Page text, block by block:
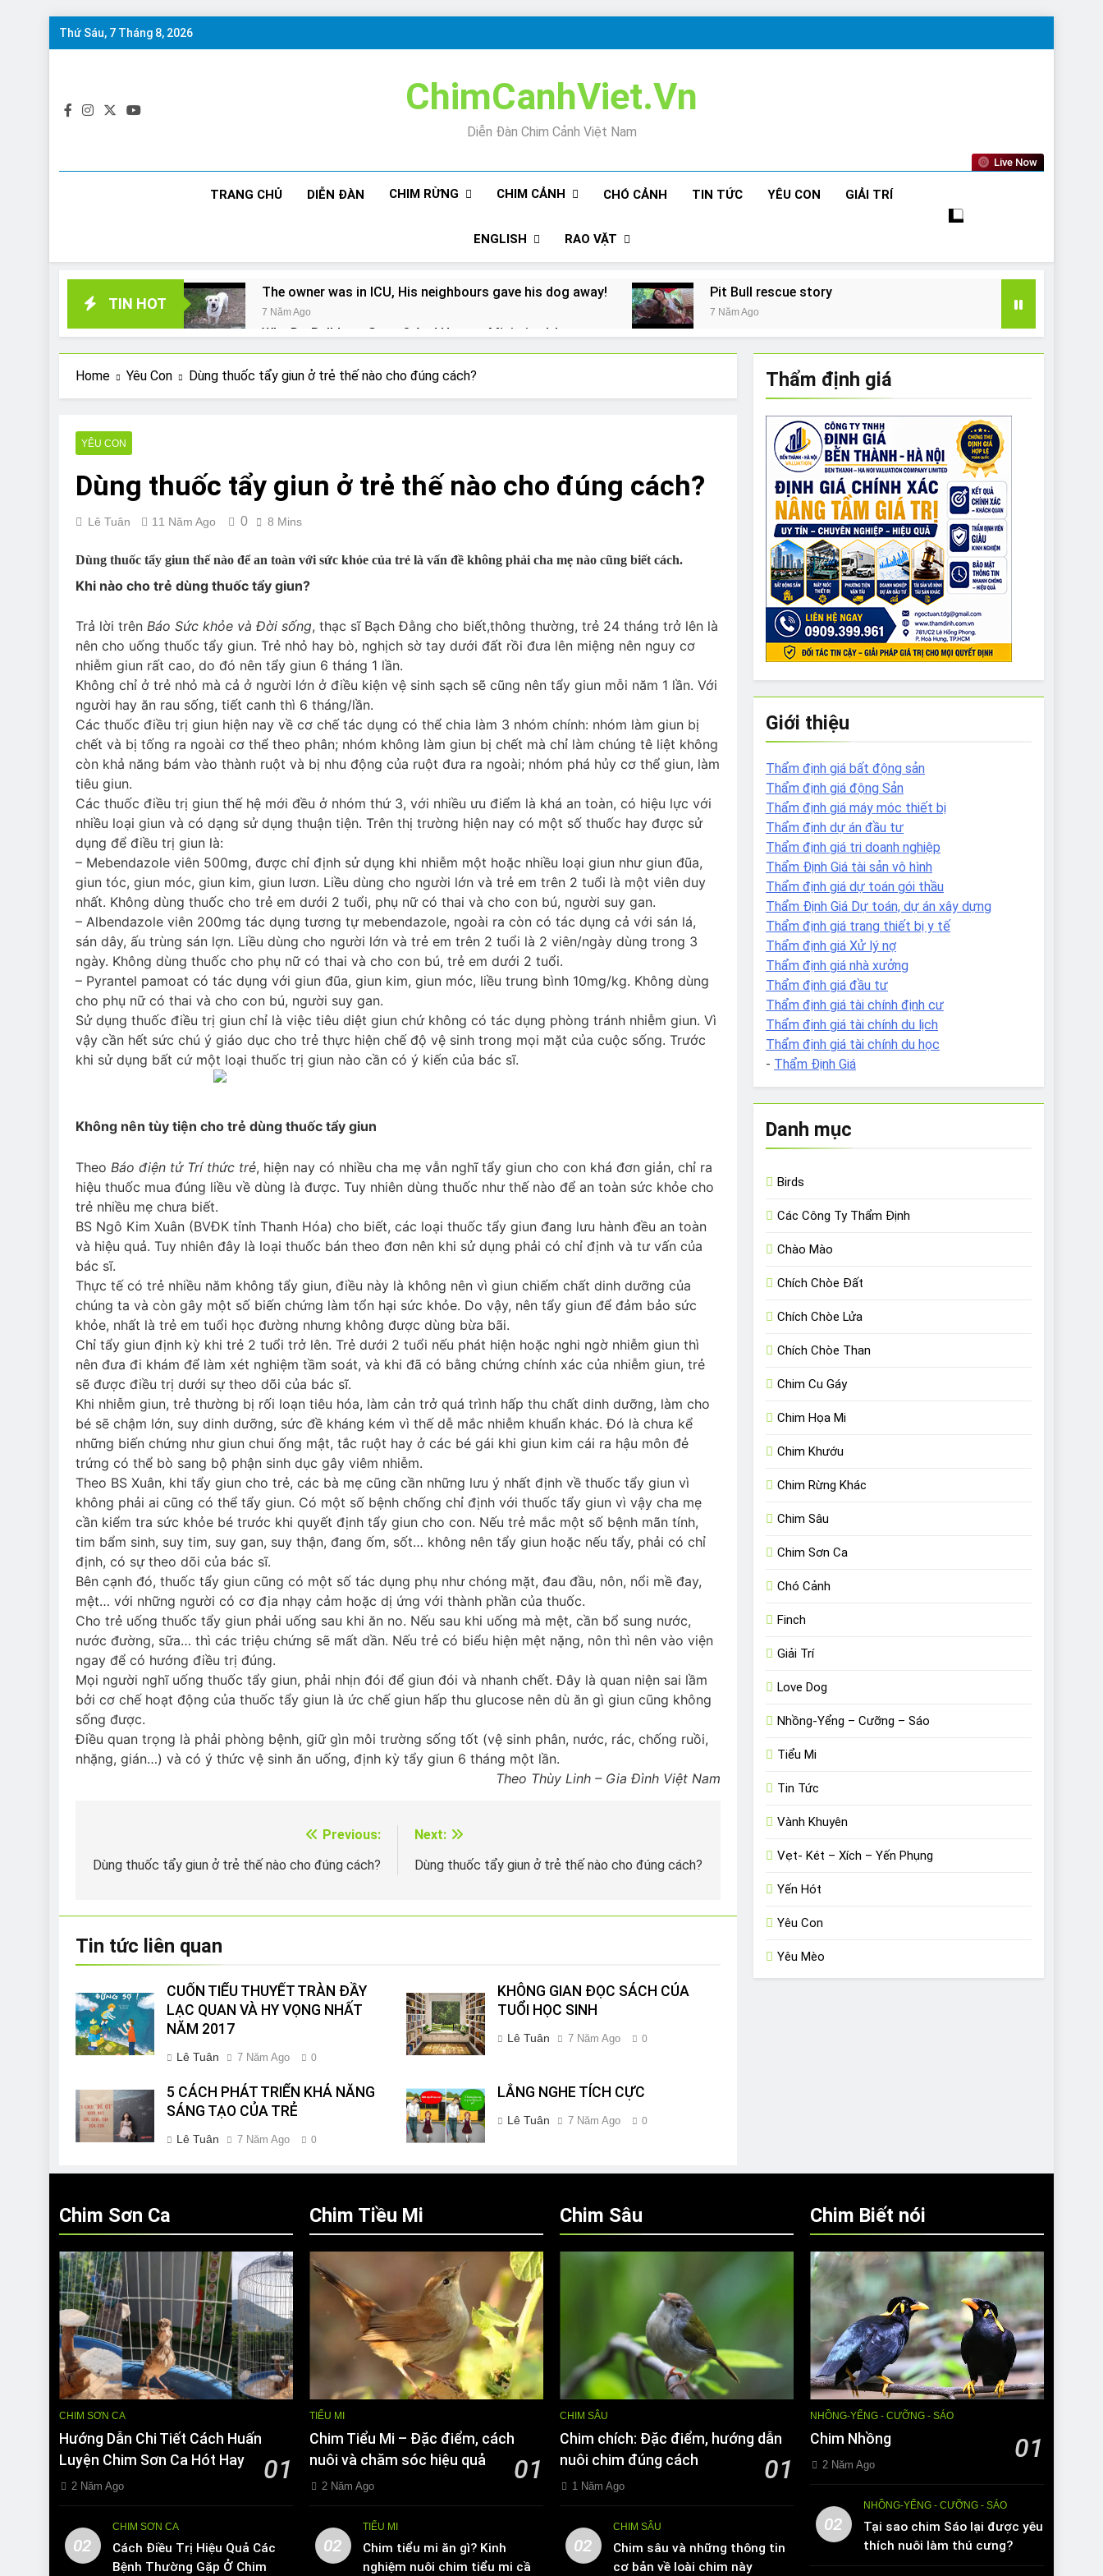
Skip
Thứ Sáu, 7 Tháng 8, 2026
ChimCanhViet.Vn
Diễn Đàn Chim Cảnh Việt Nam
Live Now
TRANG CHỦ DIỄN ĐÀN CHIM RỪNG CHIM CẢNH CHÓ CẢNH TIN TỨC YÊU CON GIẢI TRÍ
ENGLISH RAO VẶT
TIN HOT
The owner was in ICU, His neighbours gave his dog away!
7 Năm Ago
Pit Bull rescue story
7 Năm Ago
Why Do Bulldogs Snore? And How to Minimize It!
7 Năm Ago
Are Bulldogs Lazy? Not as much as you think and here’s why!
The Ultimate Guide to What Bulldogs Can (and can’t) Eat
7 Năm Ago
Can Bulldogs Run Long Distances?
7 Năm Ago
Can Bulldogs Play Fetch? And How to Train Them!
7 Năm Ago
How Often Do I Need to Groom My Bulldog
Home Yêu Con Dùng thuốc tẩy giun ở trẻ thế nào cho đúng cách?
YÊU CON
Dùng thuốc tẩy giun ở trẻ thế nào cho đúng cách?
Lê Tuân 11 Năm Ago 0 8 Mins
Dùng thuốc tẩy giun thế nào để an toàn với sức khỏe của trẻ là vấn đề không phải cha mẹ nào cũng biết cách.
Khi nào cho trẻ dùng thuốc tẩy giun?
Trả lời trên Báo Sức khỏe và Đời sống, thạc sĩ Bạch Đằng cho biết,thông thường, trẻ 24 tháng trở lên là
nên cho uống thuốc tẩy giun. Trẻ nhỏ hay bò, nghịch sờ tay dưới đất rồi đưa lên miệng nên nguy cơ
nhiễm giun rất cao, do đó nên tẩy giun 6 tháng 1 lần.
Không chỉ ở trẻ nhỏ mà cả ở người lớn ở điều kiện vệ sinh sạch sẽ cũng nên tẩy giun mỗi năm 1 lần. Với
người hay ăn rau sống, tiết canh thì 6 tháng/lần.
Các thuốc điều trị giun hiện nay về cơ chế tác dụng có thể chia làm 3 nhóm chính: nhóm làm giun bị
chết và bị tống ra ngoài cơ thể theo phân; nhóm không làm giun bị chết mà chỉ làm chúng tê liệt không
còn khả năng bám vào thành ruột và bị nhu động của ruột đưa ra ngoài; nhóm phá hủy cơ thể giun, làm
tiêu giun.
Các thuốc điều trị giun thế hệ mới đều ở nhóm thứ 3, với nhiều ưu điểm là khá an toàn, có hiệu lực với
nhiều loại giun và có dạng sử dụng thuận tiện. Trên thị trường hiện nay có một số thuốc hay được sử
dụng để điều trị giun là:
– Mebendazole viên 500mg, được chỉ định sử dụng khi nhiễm một hoặc nhiều loại giun như giun đũa,
giun tóc, giun móc, giun kim, giun lươn. Liều dùng cho người lớn và trẻ em trên 2 tuổi là một viên duy
nhất. Không dùng thuốc cho trẻ em dưới 2 tuổi, phụ nữ có thai và cho con bú, người suy gan.
– Albendazole viên 200mg tác dụng tương tự mebendazole, ngoài ra còn có tác dụng cả với sán lá,
sán dây, ấu trùng sán lợn. Liều dùng cho người lớn và trẻ em trên 2 tuổi là 2 viên/ngày dùng trong 3
ngày. Không dùng thuốc cho phụ nữ có thai và cho con bú, trẻ em dưới 2 tuổi.
– Pyrantel pamoat có tác dụng với giun đũa, giun kim, giun móc, liều trung bình 10mg/kg. Không dùng
cho phụ nữ có thai và cho con bú, người suy gan.
Sử dụng thuốc điều trị giun chỉ là việc tiêu diệt giun chứ không có tác dụng phòng tránh nhiễm giun. Vì
vậy cần hết sức chú ý giáo dục cho trẻ thực hiện chế độ vệ sinh trong mọi mặt của cuộc sống. Trước
khi sử dụng bất cứ một loại thuốc trị giun nào cần có ý kiến của bác sĩ.
Không nên tùy tiện cho trẻ dùng thuốc tẩy giun
Theo Báo điện tử Trí thức trẻ, hiện nay có nhiều cha mẹ vẫn nghĩ tẩy giun cho con khá đơn giản, chỉ ra
hiệu thuốc mua đúng liều về dùng là được. Tuy nhiên dùng thuốc như thế nào để an toàn sức khỏe cho
trẻ nhiều mẹ chưa biết.
BS Ngô Kim Xuân (BVĐK tỉnh Thanh Hóa) cho biết, các loại thuốc tẩy giun đang lưu hành đều an toàn
và hiệu quả. Tuy nhiên đây là loại thuốc bán theo đơn nên khi sử dụng phải có chỉ định và tư vấn của
bác sĩ.
Thực tế có trẻ nhiều năm không tẩy giun, điều này là không nên vì giun chiếm chất dinh dưỡng của
chúng ta và còn gây một số biến chứng làm tổn hại sức khỏe. Do vậy, nên tẩy giun để đảm bảo sức
khỏe, nhất là trẻ em tuổi học đường nhưng không được dùng bừa bãi.
Chỉ tẩy giun định kỳ khi trẻ 2 tuổi trở lên. Trẻ dưới 2 tuổi nếu phát hiện hoặc nghi ngờ nhiễm giun thì
nên đưa đi khám để làm xét nghiệm tầm soát, và khi đã có bằng chứng chính xác của nhiễm giun, trẻ
sẽ được điều trị dưới sự theo dõi của bác sĩ.
Khi nhiễm giun, trẻ thường bị rối loạn tiêu hóa, làm cản trở quá trình hấp thu chất dinh dưỡng, làm cho
bé sẽ chậm lớn, suy dinh dưỡng, sức đề kháng kém vì thế dễ mắc nhiễm khuẩn khác. Đó là chưa kể
những biến chứng như giun chui ống mật, tắc ruột hay ở các bé gái khi giun kim cái ra hậu môn đẻ
trứng có thể bò sang bộ phận sinh dục gây viêm nhiễm.
Theo BS Xuân, khi tẩy giun cho trẻ, các bà mẹ cũng cần những lưu ý nhất định về thuốc tẩy giun vì
không phải ai cũng có thể tẩy giun. Có một số bệnh chống chỉ định với thuốc tẩy giun vì vậy cha mẹ
cần kiểm tra sức khỏe bé trước khi quyết định tẩy giun cho con. Nếu trẻ mắc một số bệnh mãn tính,
tim bẩm sinh, suy tim, suy gan, suy thận, đang ốm, sốt… không nên tẩy giun hoặc nếu tẩy, phải có chỉ
định, có sự theo dõi của bác sĩ.
Bên cạnh đó, thuốc tẩy giun cũng có một số tác dụng phụ như chóng mặt, đau đầu, nôn, nổi mề đay,
mệt… với những người có cơ địa nhạy cảm hoặc dị ứng với thành phần của thuốc.
Cho trẻ uống thuốc tẩy giun phải uống sau khi ăn no. Nếu sau khi uống mà mệt, cần bổ sung nước,
nước đường, sữa… thì các triệu chứng sẽ mất dần. Nếu trẻ có biểu hiện mệt nặng, nôn thì nên vào viện
ngay để có hướng điều trị đúng.
Mọi người nghĩ uống thuốc tẩy giun, phải nhịn đói để giun đói và nhanh chết. Đây là quan niện sai lầm
bởi cơ chế hoạt động của thuốc tẩy giun là ức chế giun hấp thu glucose nên dù ăn gì giun cũng không
sống được.
Điều quan trọng là phải phòng bệnh, giữ gìn môi trường sống tốt (vệ sinh phân, nước, rác, chống ruồi,
nhặng, gián…) và có ý thức vệ sinh ăn uống, định kỳ tẩy giun 6 tháng một lần.
Theo Thùy Linh – Gia Đình Việt Nam
hướng
Previous:
Dùng thuốc tẩy giun ở trẻ thế nào cho đúng cách?
Next:
Dùng thuốc tẩy giun ở trẻ thế nào cho đúng cách?
Tin tức liên quan
CUỐN TIỂU THUYẾT TRÀN ĐẦY
LẠC QUAN VÀ HY VỌNG NHẤT
NĂM 2017
Lê Tuân 7 Năm Ago 0
KHÔNG GIAN ĐỌC SÁCH CỦA
TUỔI HỌC SINH
Lê Tuân 7 Năm Ago 0
5 CÁCH PHÁT TRIỂN KHẢ NĂNG
SÁNG TẠO CỦA TRẺ
Lê Tuân 7 Năm Ago 0
LẮNG NGHE TÍCH CỰC
Lê Tuân 7 Năm Ago 0
Thẩm định giá
Giới thiệu
Thẩm định giá bất động sản
Thẩm định giá động Sản
Thẩm định giá máy móc thiết bị
Thẩm định dự án đầu tư
Thẩm định giá tri doanh nghiệp
Thẩm Định Giá tài sản vô hình
Thẩm định giá dự toán gói thầu
Thẩm Định Giá Dự toán, dự án xây dựng
Thẩm định giá trang thiết bị y tế
Thẩm định giá Xử lý nợ
Thẩm định giá nhà xưởng
Thẩm định giá đầu tư
Thẩm định giá tài chính định cư
Thẩm định giá tài chính du lịch
Thẩm định giá tài chính du học
- Thẩm Định Giá
Danh mục
Birds
Các Công Ty Thẩm Định
Chào Mào
Chích Chòe Đất
Chích Chòe Lửa
Chích Chòe Than
Chim Cu Gáy
Chim Họa Mi
Chim Khướu
Chim Rừng Khác
Chim Sâu
Chim Sơn Ca
Chó Cảnh
Finch
Giải Trí
Love Dog
Nhồng-Yểng – Cưỡng – Sáo
Tiểu Mi
Tin Tức
Vành Khuyên
Vẹt- Két – Xích – Yến Phụng
Yến Hót
Yêu Con
Yêu Mèo
Chim Sơn Ca
CHIM SƠN CA
Hướng Dẫn Chi Tiết Cách Huấn
Luyện Chim Sơn Ca Hót Hay
01
2 Năm Ago
02
CHIM SƠN CA
Cách Điều Trị Hiệu Quả Các
Bệnh Thường Gặp Ở Chim
Chim Tiều Mi
TIỂU MI
Chim Tiểu Mi – Đặc điểm, cách
nuôi và chăm sóc hiệu quả
01
2 Năm Ago
02
TIỂU MI
Chim tiểu mi ăn gì? Kinh
nghiệm nuôi chim tiểu mi cần
Chim Sâu
CHIM SÂU
Chim chích: Đặc điểm, hướng dẫn
nuôi chim đúng cách
01
1 Năm Ago
02
CHIM SÂU
Chim sâu và những thông tin
cơ bản về loài chim này
Chim Biết nói
NHỒNG-YỂNG - CƯỠNG - SÁO
Chim Nhồng 01
2 Năm Ago
02
NHỒNG-YỂNG - CƯỠNG - SÁO
Tại sao chim Sáo lại được yêu
thích nuôi làm thú cưng?